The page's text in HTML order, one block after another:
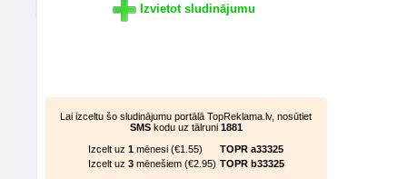
Izvietot sludinājumu
Lai izceltu šo sludinājumu portālā TopReklama.lv, nosūtiet
SMS kodu uz tālruni 1881
Izcelt uz 1 mēnesi (€1.55)
TOPR a33325
Izcelt uz 3 mēnešiem (€2.95) TOPR b33325